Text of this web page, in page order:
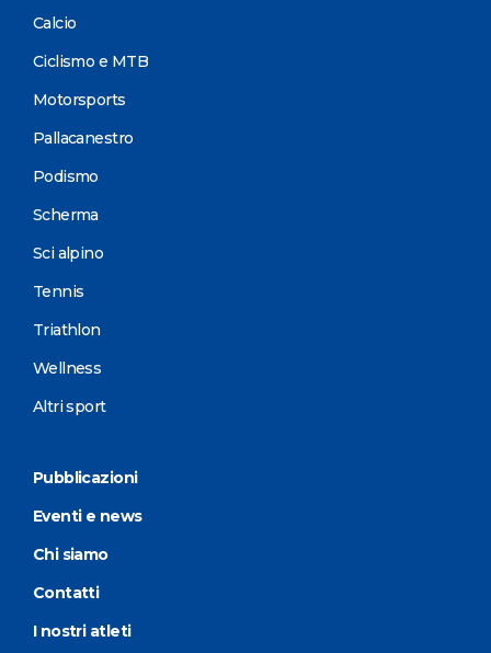
Calcio
Ciclismo e MTB
Motorsports
Pallacanestro
Podismo
Scherma
Sci alpino
Tennis
Triathlon
Wellness
Altri sport
Pubblicazioni
Eventi e news
Chi siamo
Contatti
I nostri atleti